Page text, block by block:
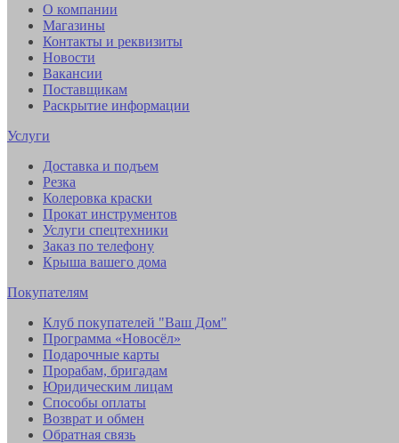
О компании
Магазины
Контакты и реквизиты
Новости
Вакансии
Поставщикам
Раскрытие информации
Услуги
Доставка и подъем
Резка
Колеровка краски
Прокат инструментов
Услуги спецтехники
Заказ по телефону
Крыша вашего дома
Покупателям
Клуб покупателей "Ваш Дом"
Программа «Новосёл»
Подарочные карты
Прорабам, бригадам
Юридическим лицам
Способы оплаты
Возврат и обмен
Обратная связь